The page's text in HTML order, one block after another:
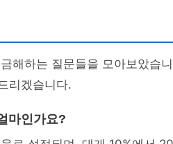
해하는 질문들을 모아보았습
리겠습니다.
마인가요?